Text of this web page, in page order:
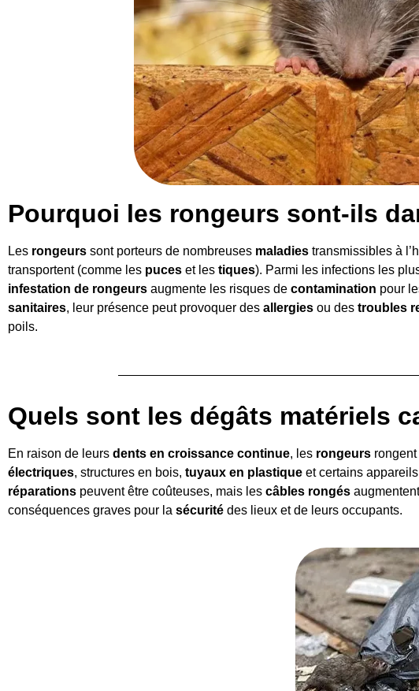
Pourquoi les rongeurs sont-ils
Les rongeurs sont porteurs de nombreuses maladies transmissibles à
transportent (comme les puces et les tiques). Parmi les infections les
infestation de rongeurs augmente les risques de contamination pour
sanitaires, leur présence peut provoquer des allergies ou des troubles
poils.
Quels sont les dégâts matériels
En raison de leurs dents en croissance continue, les rongeurs
électriques, structures en bois, tuyaux en plastique et certains
réparations peuvent être coûteuses, mais les câbles rongés
conséquences graves pour la sécurité des lieux et de leurs occupants.